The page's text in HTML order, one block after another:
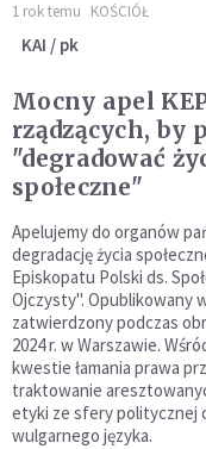
1 rok temu KOŚCIÓŁ
KAI / pk
Mocny apel
rządzących, by
"degradować
społeczne"
Apelujemy do organów
degradację życia
Episkopatu Polski ds.
Ojczysty". Opublikowany
zatwierdzony podczas
2024 r. w Warszawie.
kwestie łamania prawa
traktowanie
etyki ze sfery politycznej
wulgarnego języka.